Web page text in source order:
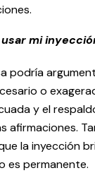
mi
podría
o
y el
afirmaciones.
la inyección
es permanente.